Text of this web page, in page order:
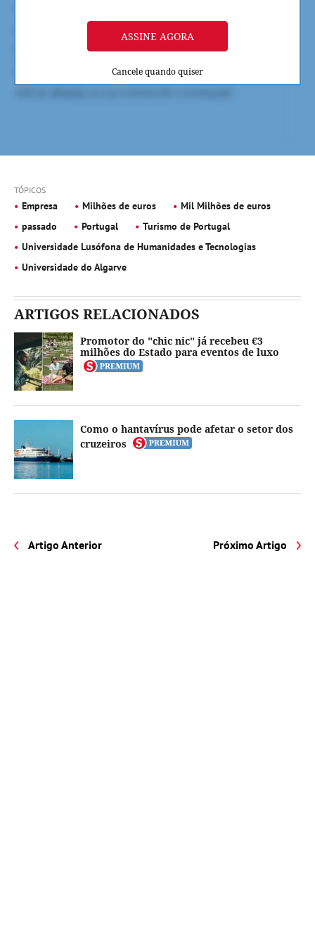
ASSINE AGORA
Cancele quando quiser
TÓPICOS
Empresa Milhões de euros
Mil Milhões de euros
passado
Portugal
Turismo de Portugal
Universidade Lusófona de Humanidades e Tecnologias
Universidade do Algarve
ARTIGOS RELACIONADOS
Promotor do "chic nic" já recebeu €3
milhões do Estado para eventos de luxo
Como o hantavírus pode afetar o setor dos
cruzeiros
Artigo Anterior Próximo Artigo